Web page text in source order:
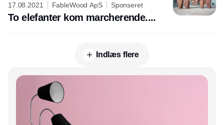
17.08.2021 FableWood ApS Sponseret
To elefanter kom marcherende....
Indlæs flere